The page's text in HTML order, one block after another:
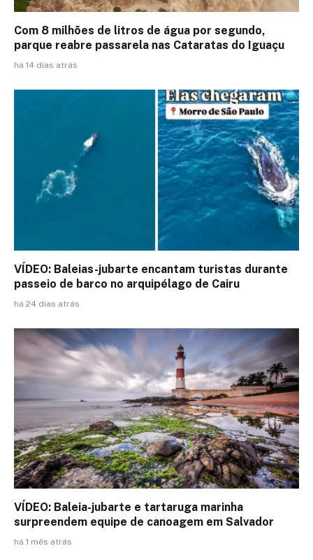
Com 8 milhões de litros de água por segundo,
parque reabre passarela nas Cataratas do Iguaçu
há 14 dias atrás
VÍDEO: Baleias-jubarte encantam turistas durante
passeio de barco no arquipélago de Cairu
há 24 dias atrás
VÍDEO: Baleia-jubarte e tartaruga marinha
surpreendem equipe de canoagem em Salvador
há 1 mês atrás